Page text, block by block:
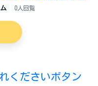
0人回覧
くださいボタン